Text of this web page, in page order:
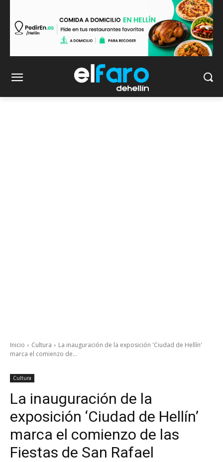
Inicio Cultura
La inauguración de la exposición 'Ciudad de Hellín'
marca el comienzo de...
Cultura
La inauguración de la
exposición ‘Ciudad de Hellín’
marca el comienzo de las
Fiestas de San Rafael